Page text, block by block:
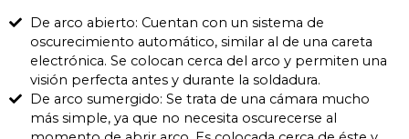
De arco abierto: Cuentan con un sistema de
oscurecimiento automático, similar al de una careta
electrónica. Se colocan cerca del arco y permiten una
visión perfecta antes y durante la soldadura.
De arco sumergido: Se trata de una cámara mucho
más simple, ya que no necesita oscurecerse al